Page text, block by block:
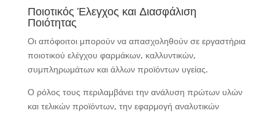
Ποιοτικός Έλεγχος και Διασφάλιση
Ποιότητας
Οι απόφοιτοι μπορούν να απασχοληθούν σε εργαστήρια
ποιοτικού ελέγχου φαρμάκων, καλλυντικών,
συμπληρωμάτων και άλλων προϊόντων υγείας.
Ο ρόλος τους περιλαμβάνει την ανάλυση πρώτων υλών
και τελικών προϊόντων, την εφαρμογή αναλυτικών